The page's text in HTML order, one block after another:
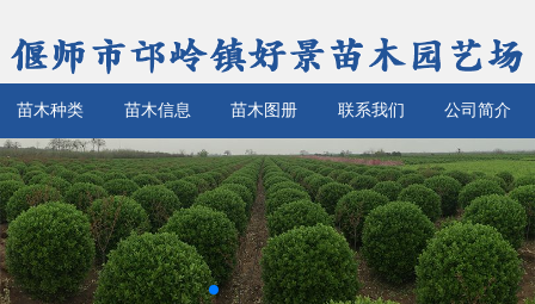
苗木种类 苗木信息 苗木图册 联系我们 公司简介